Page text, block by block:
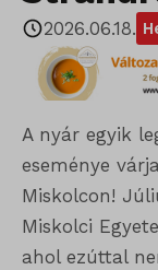
2026.06.18.
A nyár egyik
eseménye
Miskolcon!
Miskolci
ahol ezúttal